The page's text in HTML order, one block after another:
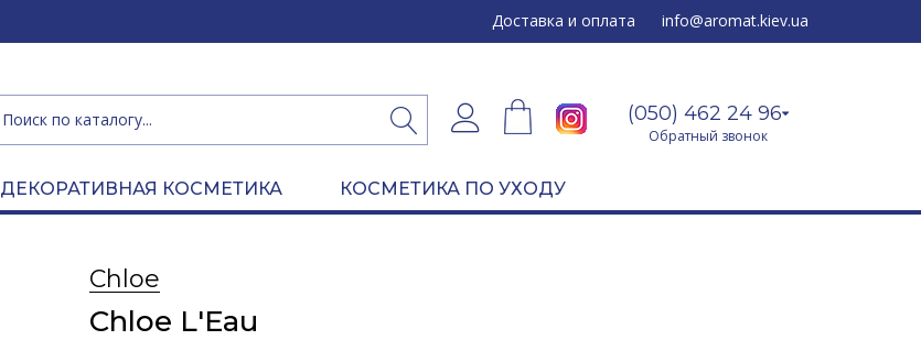
Доставка и оплата info@aromat.kiev.ua
(050) 462 24 96
Обратный звонок
ДЕКОРАТИВНАЯ КОСМЕТИКА КОСМЕТИКА ПО УХОДУ
Chloe
Chloe L'Eau